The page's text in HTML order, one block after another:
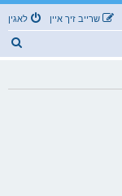
לאגין שרייב זיך איין